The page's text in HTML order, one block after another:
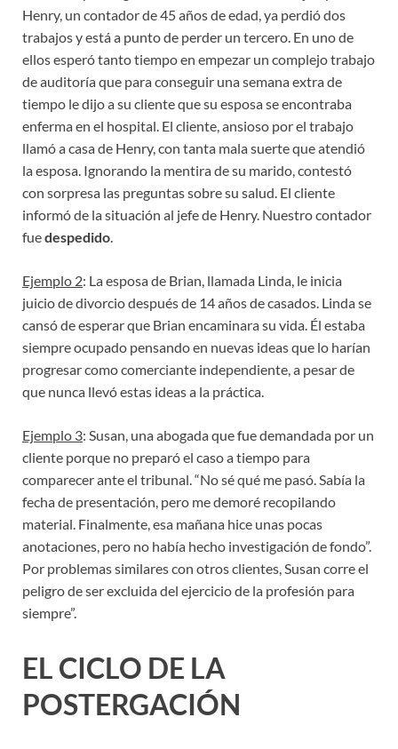
Henry, un contador de 45 años de edad, ya perdió dos
trabajos y está a punto de perder un tercero. En uno de
ellos esperó tanto tiempo en empezar un complejo trabajo
de auditoría que para conseguir una semana extra de
tiempo le dijo a su cliente que su esposa se encontraba
enferma en el hospital. El cliente, ansioso por el trabajo
llamó a casa de Henry, con tanta mala suerte que atendió
la esposa. Ignorando la mentira de su marido, contestó
con sorpresa las preguntas sobre su salud. El cliente
informó de la situación al jefe de Henry. Nuestro contador
fuedespedido.
Ejemplo 2: La esposa de Brian, llamada Linda, le inicia
juicio de divorcio después de 14 años de casados. Linda se
cansó de esperar que Brian encaminara su vida. Él estaba
siempre ocupado pensando en nuevas ideas que lo harían
progresar como comerciante independiente, a pesar de
que nunca llevó estas ideas a la práctica.
Ejemplo 3: Susan, una abogada que fue demandada por un
cliente porque no preparó el caso a tiempo para
comparecer ante el tribunal. “No sé qué me pasó. Sabía la
fecha de presentación, pero me demoré recopilando
material. Finalmente, esa mañana hice unas pocas
anotaciones, pero no había hecho investigación de fondo”.
Por problemas similares con otros clientes, Susan corre el
peligro de ser excluida del ejercicio de la profesión para
siempre”.
EL CICLO DE LA
POSTERGACIÓN